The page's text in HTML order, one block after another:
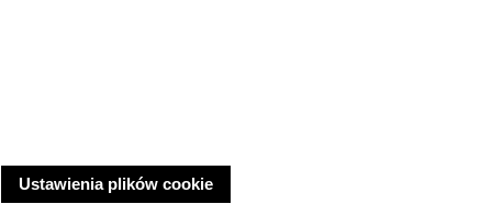
Ustawienia plików cookie